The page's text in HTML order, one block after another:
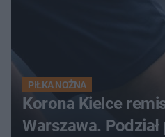
PIŁKA NOŻNA
Korona Kielce
Warszawa.